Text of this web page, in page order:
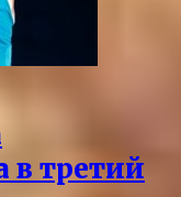
в третий